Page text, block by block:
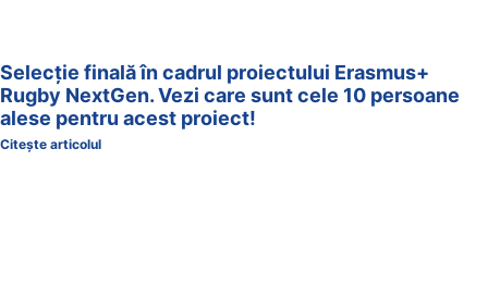
Selecție finală în cadrul proiectului Erasmus+
Rugby NextGen. Vezi care sunt cele 10 persoane
alese pentru acest proiect!
Citește articolul